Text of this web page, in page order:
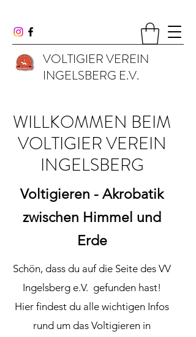
VOLTIGIER VEREIN
INGELSBERG E.V.
WILLKOMMEN BEIM
VOLTIGIER VEREIN
INGELSBERG
Voltigieren - Akrobatik
zwischen Himmel und
Erde
Schön, dass du auf die Seite des VV
Ingelsberg e.V. gefunden hast!
Hier findest du alle wichtigen Infos
rund um das Voltigieren in